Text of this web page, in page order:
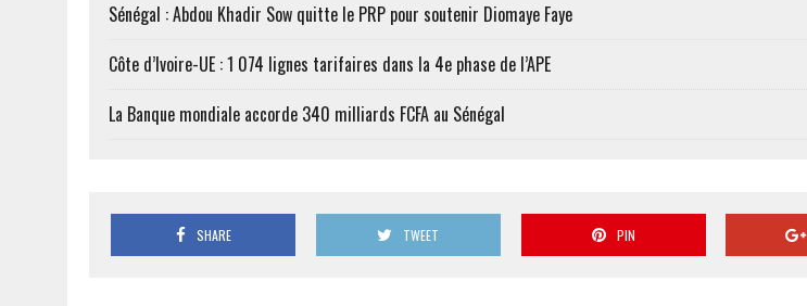
Sénégal : Abdou Khadir Sow quitte le PRP pour soutenir Diomaye Faye
Côte d’Ivoire-UE : 1 074 lignes tarifaires dans la 4e phase de l’APE
La Banque mondiale accorde 340 milliards FCFA au Sénégal
SHARE TWEET PIN